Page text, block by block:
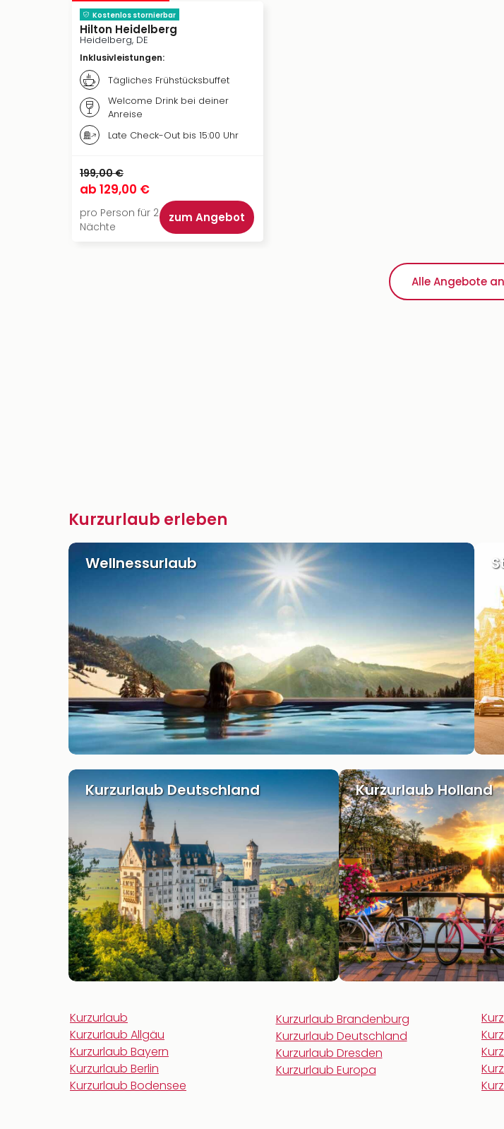
Kostenlos stornierbar
Hilton Heidelberg
Heidelberg, DE
Inklusivleistungen:
Tägliches Frühstücksbuffet
Welcome Drink bei deiner
Anreise
Late Check-Out bis 15:00 Uhr
199,00 €
ab 129,00 €
pro Person für 2
Nächte
zum Angebot
Alle Angebote
Kurzurlaub erleben
Wellnessurlaub
Kurzurlaub Deutschland Kurzurlaub Holland
Kurzurlaub
Kurzurlaub Allgäu
Kurzurlaub Bayern
Kurzurlaub Berlin
Kurzurlaub Bodensee
Kurzurlaub Brandenburg
Kurzurlaub Deutschland
Kurzurlaub Dresden
Kurzurlaub Europa